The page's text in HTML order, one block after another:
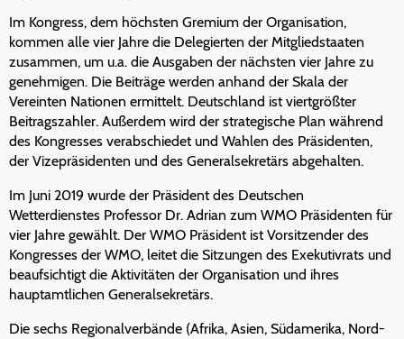
Im Kongress, dem höchsten Gremium der Organisation,
kommen alle vier Jahre die Delegierten der Mitgliedstaaten
zusammen, um u.a. die Ausgaben der nächsten vier Jahre zu
genehmigen. Die Beiträge werden anhand der Skala der
Vereinten Nationen ermittelt. Deutschland ist viertgrößter
Beitragszahler. Außerdem wird der strategische Plan während
des Kongresses verabschiedet und Wahlen des Präsidenten,
der Vizepräsidenten und des Generalsekretärs abgehalten.
Im Juni 2019 wurde der Präsident des Deutschen
Wetterdienstes Professor Dr. Adrian zum WMO Präsidenten für
vier Jahre gewählt. Der WMO Präsident ist Vorsitzender des
Kongresses der WMO, leitet die Sitzungen des Exekutivrats und
beaufsichtigt die Aktivitäten der Organisation und ihres
hauptamtlichen Generalsekretärs.
Die sechs Regionalverbände (Afrika, Asien, Südamerika, Nord-